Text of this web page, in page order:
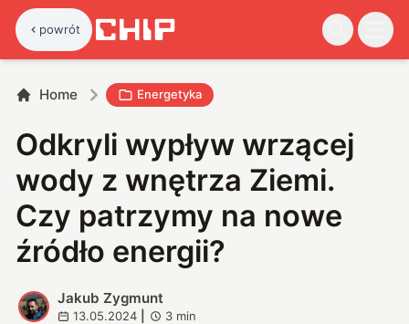
powrót
Home Energetyka
Odkryli wypływ wrzącej
wody z wnętrza Ziemi.
Czy patrzymy na nowe
źródło energii?
J
Jakub Zygmunt
13.05.2024 3 min